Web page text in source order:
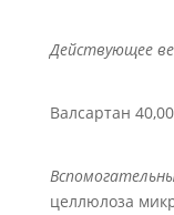
Действующее
Валсартан
целлюлоза